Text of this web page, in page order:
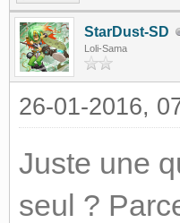
StarDust-SD
Loli-Sama
26-01-2016,
Juste une
seul ?